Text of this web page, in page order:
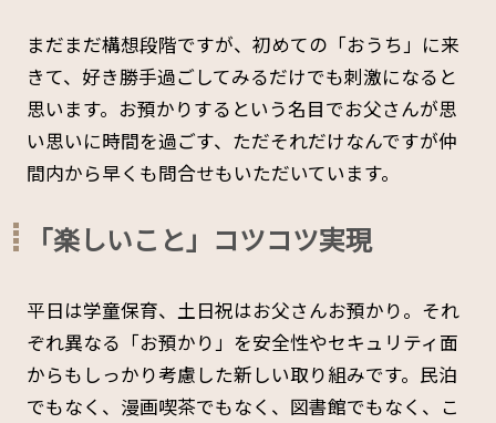
まだまだ構想段階ですが、初めての「おうち」に来
きて、好き勝手過ごしてみるだけでも刺激になると
思います。お預かりするという名目でお父さんが思
い思いに時間を過ごす、ただそれだけなんですが仲
間内から早くも問合せもいただいています。
「楽しいこと」コツコツ実現
平日は学童保育、土日祝はお父さんお預かり。それ
ぞれ異なる「お預かり」を安全性やセキュリティ面
からもしっかり考慮した新しい取り組みです。民泊
でもなく、漫画喫茶でもなく、図書館でもなく、こ